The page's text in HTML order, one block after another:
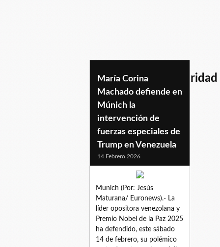
conferenciadeseguridad
María Corina
Machado defiende en
Múnich la
intervención de
fuerzas especiales de
Trump en Venezuela
14 Febrero 2026
Munich (Por: Jesús
Maturana/ Euronews).- La
líder opositora venezolana y
Premio Nobel de la Paz 2025
ha defendido, este sábado
14 de febrero, su polémico